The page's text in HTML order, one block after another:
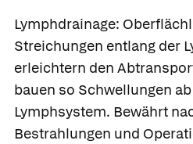
Lymphdrainage:
Streichungen entlang der
erleichtern den
bauen so Schwellungen
Lymphsystem. Bewährt
Bestrahlungen und